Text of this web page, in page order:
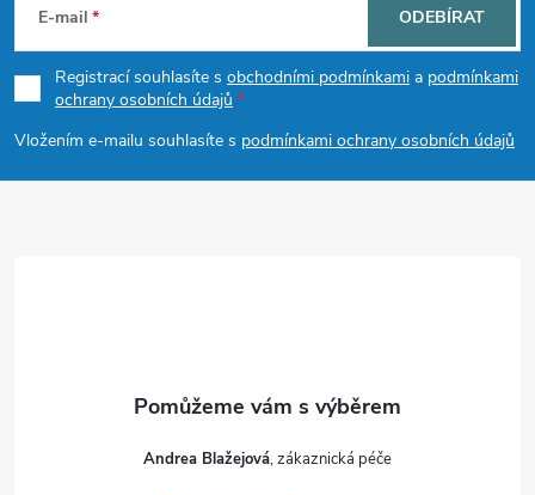
p
a
t
E-mail
Registrací souhlasíte s obchodními podmínkami a podmínkami
ochrany osobních údajů
Vložením e-mailu souhlasíte s podmínkami ochrany osobních údajů
ODEBÍRAT
Andrea Blažejová